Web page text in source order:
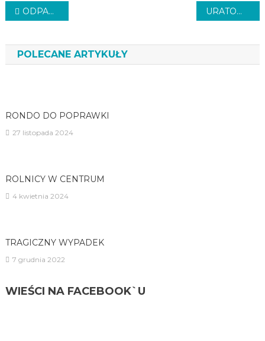
Nawigacja
ODPADŁ SUFIT URATOWALI SOWĘ
POLECANE ARTYKUŁY
RONDO DO POPRAWKI
27 listopada 2024
ROLNICY W CENTRUM
4 kwietnia 2024
TRAGICZNY WYPADEK
7 grudnia 2022
WIEŚCI NA FACEBOOK`U